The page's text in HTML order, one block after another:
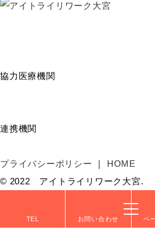
協力医療機関
連携機関
プライバシーポリシー
HOME
© 2022 アイトライリワーク大宮.
TEL お問い合わせ ペ